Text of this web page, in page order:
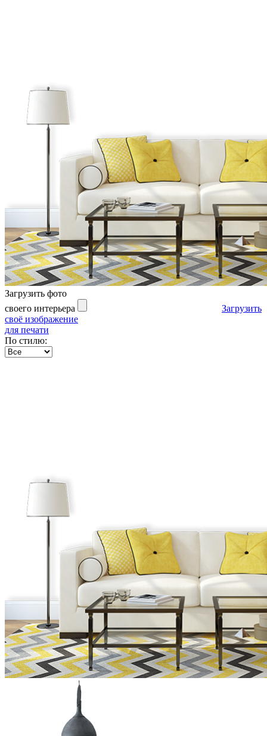
Загрузить фото
своего интерьера
Загрузить
своё изображение
для печати
По стилю: